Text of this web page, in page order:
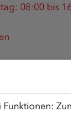
08:00 bis